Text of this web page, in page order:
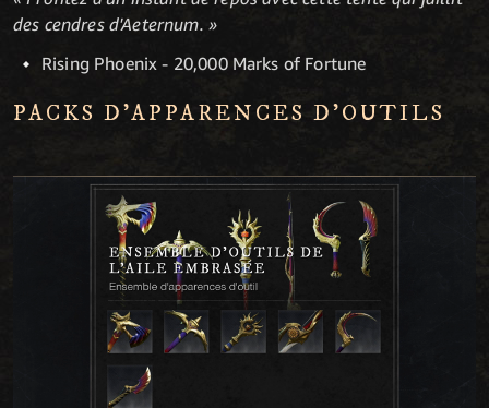
des cendres d'Aeternum. »
Rising Phoenix - 20,000 Marks of Fortune
PACKS D'APPARENCES D'OUTILS